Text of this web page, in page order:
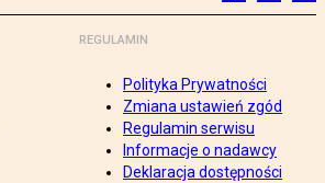
REGULAMIN
Polityka Prywatności
Zmiana ustawień zgód
Regulamin serwisu
Informacje o nadawcy
Deklaracja dostępności